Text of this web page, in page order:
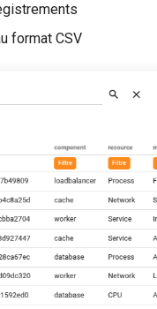
format CSV